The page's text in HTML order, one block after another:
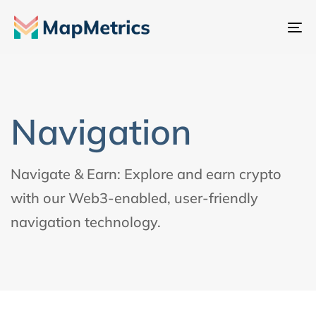
Navigation
Navigate & Earn: Explore and earn crypto
with our Web3-enabled, user-friendly
navigation technology.